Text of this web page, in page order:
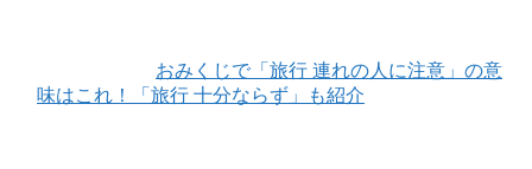
おみくじで「旅行 連れの人に注意」の意
味はこれ！「旅行 十分ならず」も紹介